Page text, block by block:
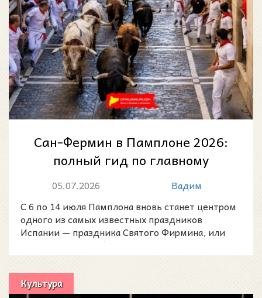
Сан-Фермин в Памплоне 2026:
полный гид по главному
июльскому празднику
05.07.2026
Вадим
С 6 по 14 июля Памплона вновь станет центром
одного из самых известных праздников
Испании — праздника Святого Фирмина, или
Сан-Фермин 2026 (San
Культура